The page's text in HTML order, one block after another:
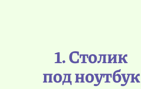
1. Столик
под ноутбук